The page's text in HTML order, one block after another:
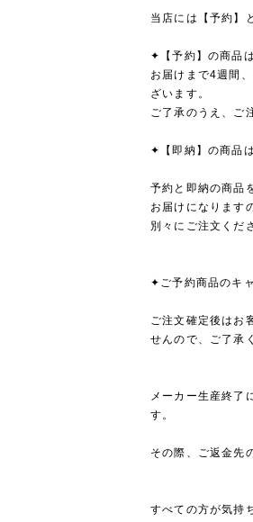
当店には【予約】
✦【予約】の商品
お届けまで4週間
ざいます。
ご了承のうえ、ご
✦【即納】の商品
予約と即納の商品
お届けになります
別々にご注文くだ
✦ご予約商品のキ
ご注文確定後はお
せんので、ご了承
メーカー生産終了
す。
その際、ご返金先
すべての方が気持